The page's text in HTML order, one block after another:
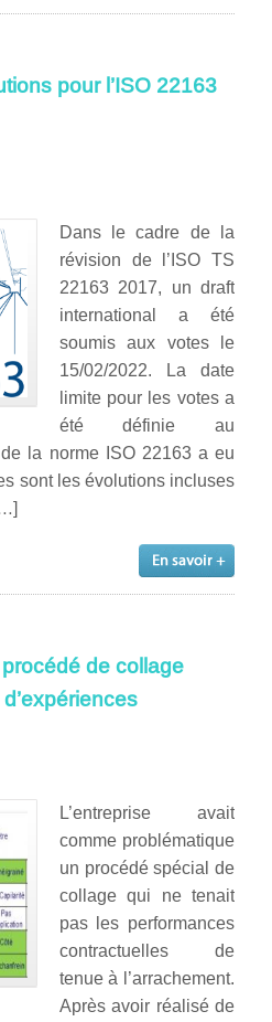
pour l’ISO 22163
Dans le cadre de la
révision de l’ISO TS
22163 2017, un draft
international a été
soumis aux votes le
15/02/2022. La date
limite pour les votes a
été définie au
la norme ISO 22163 a eu
sont les évolutions incluses
de collage
L’entreprise avait
comme problématique
un procédé spécial de
collage qui ne tenait
pas les performances
contractuelles de
tenue à l’arrachement.
Après avoir réalisé de